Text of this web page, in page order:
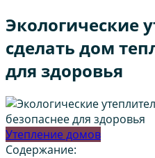
Экологические
сделать дом
для здоровья
Утепление домов
Содержание: